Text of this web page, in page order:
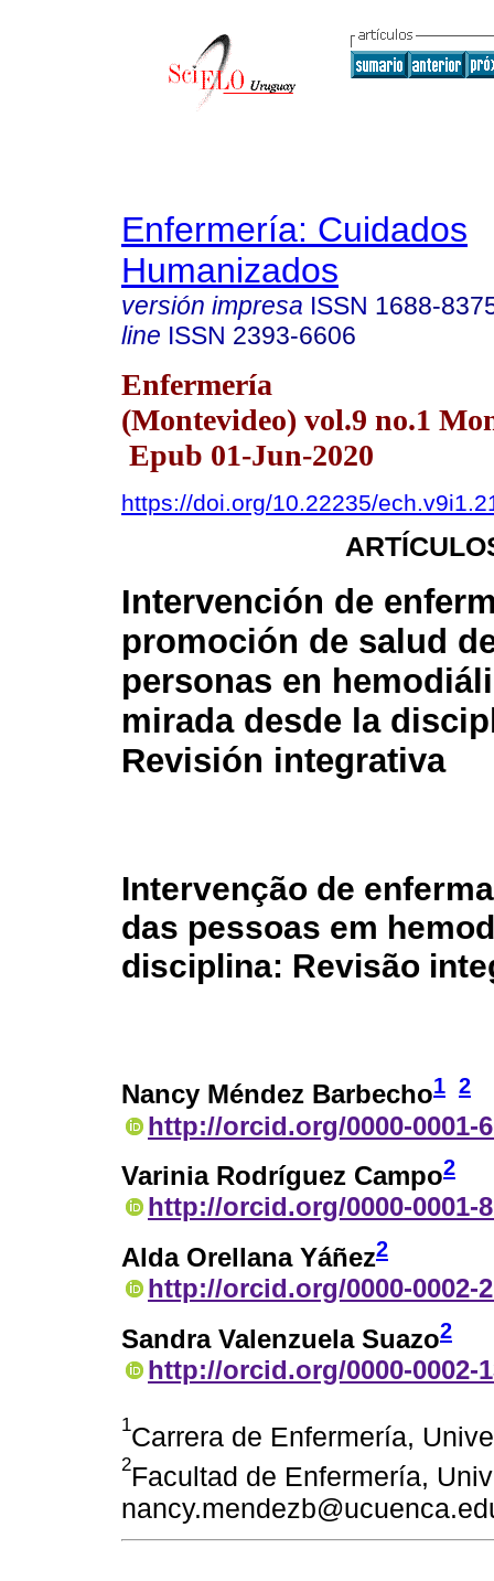
Enfermería: Cuidados
Humanizados
versión impresa ISSN 1688-
line ISSN 2393-6606
Enfermería
(Montevideo) vol.9 no.1
Epub 01-Jun-2020
https://doi.org/10.22235/
Intervención de
promoción de salud
personas en
mirada desde la
Revisión integrativa
Intervenção de
das pessoas em
disciplina: Revisão
Nancy Méndez Barbecho1 2
http://orcid.org/0000-0001-
Varinia Rodríguez Campo2
http://orcid.org/0000-0001-
Alda Orellana Yáñez2
http://orcid.org/0000-0002-
Sandra Valenzuela Suazo2
http://orcid.org/0000-0002-
1Carrera de Enfermería,
2Facultad de Enfermería,